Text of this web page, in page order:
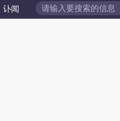
讣闻